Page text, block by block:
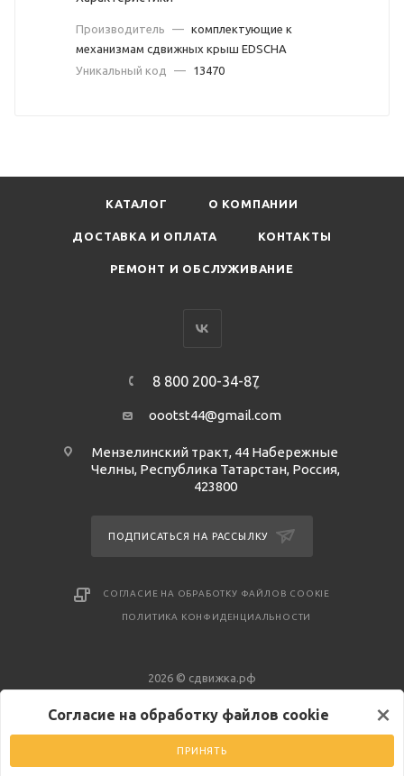
Производитель — комплектующие к
механизмам сдвижных крыш EDSCHA
Уникальный код
— 13470
КАТАЛОГ О КОМПАНИИ
ДОСТАВКА И ОПЛАТА КОНТАКТЫ
РЕМОНТ И ОБСЛУЖИВАНИЕ
8 800 200-34-87
oootst44@gmail.com
Мензелинский тракт, 44 Набережные
Челны, Республика Татарстан, Россия,
423800
ПОДПИСАТЬСЯ НА РАССЫЛКУ
СОГЛАСИЕ НА ОБРАБОТКУ ФАЙЛОВ COOKIE
ПОЛИТИКА КОНФИДЕНЦИАЛЬНОСТИ
2026 © сдвижка.рф
×
Согласие на обработку файлов cookie
ПРИНЯТЬ